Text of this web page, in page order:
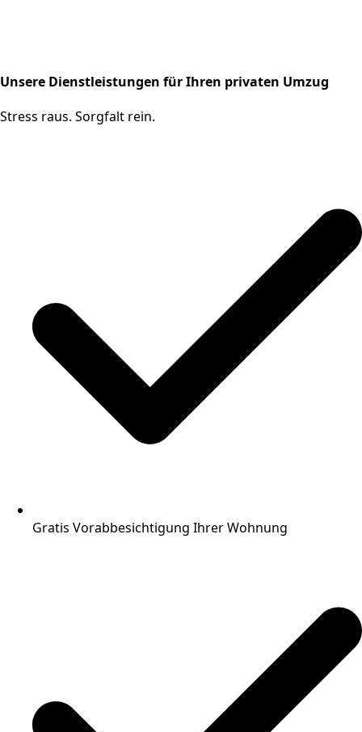
Unsere Dienstleistungen für Ihren privaten Umzug
Stress raus. Sorgfalt rein.
Gratis Vorabbesichtigung Ihrer Wohnung